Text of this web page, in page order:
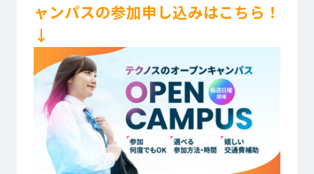
ャンパスの参加申し込みはこちら！
↓